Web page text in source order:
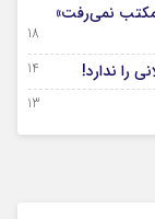
مکتب نمی‌رفت»
18 فروردین 1404
را ندارد! 14 فروردین 1404
13 فروردین 1404